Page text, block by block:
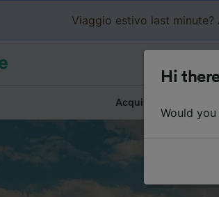
Viaggio estivo last
Acquista biglietti
Hi
Would